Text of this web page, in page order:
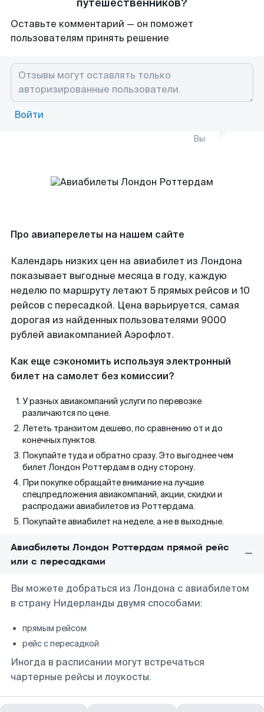
путешественников?
Оставьте комментарий — он поможет
пользователям принять решение
Войти
Вы
Про авиаперелеты на нашем сайте
Календарь низких цен на авиабилет из Лондона
показывает выгодные месяца в году, каждую
неделю по маршруту летают 5 прямых рейсов и 10
рейсов с пересадкой. Цена варьируется, самая
дорогая из найденных пользователями 9000
рублей авиакомпанией Аэрофлот.
Как еще сэкономить используя электронный
билет на самолет без комиссии?
У разных авиакомпаний услуги по перевозке
различаются по цене.
Лететь транзитом дешево, по сравнению от и до
конечных пунктов.
Покупайте туда и обратно сразу. Это выгоднее чем
билет Лондон Роттердам в одну сторону.
При покупке обращайте внимание на лучшие
спецпредложения авиакомпаний, акции, скидки и
распродажи авиабилетов из Роттердама.
Покупайте авиабилет на неделе, а не в выходные.
Авиабилеты Лондон Роттердам прямой рейс
или с пересадками
Вы можете добраться из Лондона с авиабилетом
в страну Нидерланды двумя способами:
прямым рейсом
рейс с пересадкой
Иногда в расписании могут встречаться
чартерные рейсы и лоукосты.